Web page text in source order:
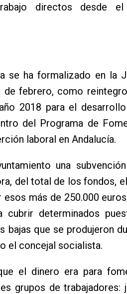
directos desde el
se ha formalizado en la
de febrero, como
2018 para el
del Programa de
laboral en Andalucía.
una
del total de los fondos,
más de 250.000
cubrir determinados
bajas que se produjeron
el concejal socialista.
el dinero era para
grupos de trabajadores: